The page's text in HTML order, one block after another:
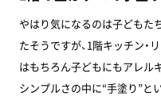
やはり気になるのは子どもた
たそうですが、1階キッチン・
はもちろん子どもにもアレル
シンプルさの中に“手塗り”と